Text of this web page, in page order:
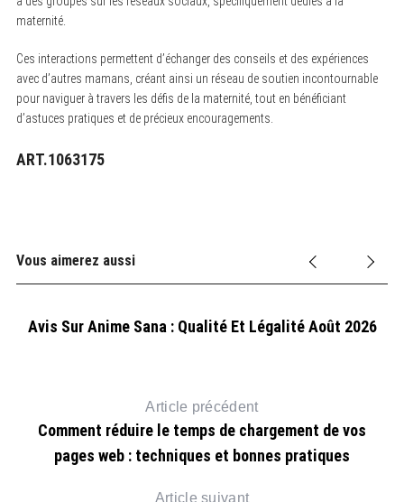
maternité.
Ces interactions permettent d’échanger des conseils et des expériences
avec d’autres mamans, créant ainsi un réseau de soutien incontournable
pour naviguer à travers les défis de la maternité, tout en bénéficiant
d’astuces pratiques et de précieux encouragements.
ART.1063175
Vous aimerez aussi
Avis Sur Anime Sana : Qualité Et Légalité Août 2026
Article précédent
Comment réduire le temps de chargement de vos
pages web : techniques et bonnes pratiques
Article suivant